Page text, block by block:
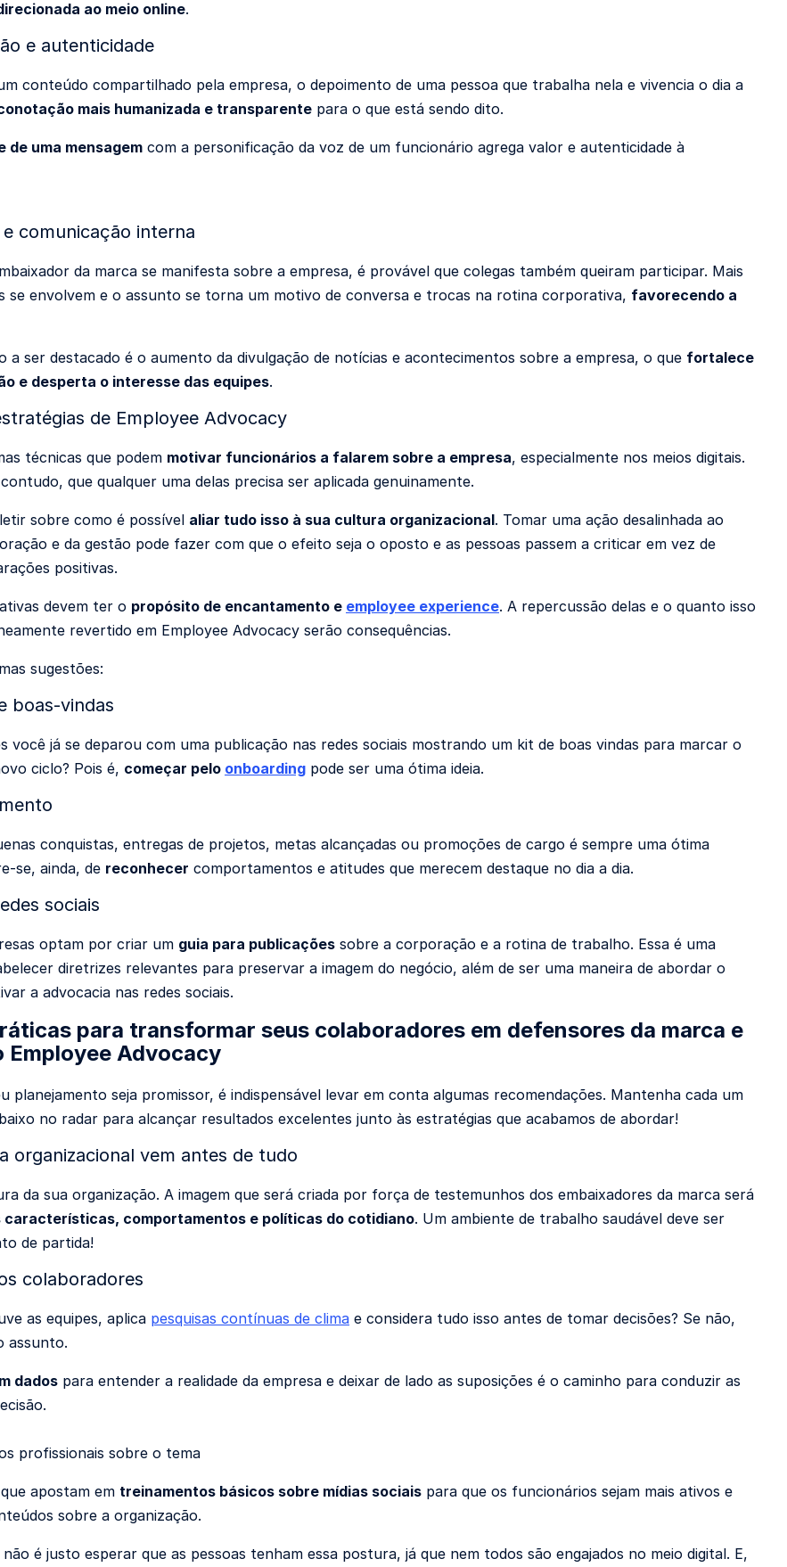
ao meio online.
e autenticidade
conteúdo compartilhado pela empresa, o depoimento de uma pessoa que trabalha nela e vivencia o dia a
mais humanizada e transparente para o que está sendo dito.
de uma mensagem com a personificação da voz de um funcionário agrega valor e autenticidade à
comunicação interna
da marca se manifesta sobre a empresa, é provável que colegas também queiram participar. Mais
se envolvem e o assunto se torna um motivo de conversa e trocas na rotina corporativa, favorecendo a
a ser destacado é o aumento da divulgação de notícias e acontecimentos sobre a empresa, o que fortalece
e desperta o interesse das equipes.
de Employee Advocacy
técnicas que podem motivar funcionários a falarem sobre a empresa, especialmente nos meios digitais.
que qualquer uma delas precisa ser aplicada genuinamente.
sobre como é possível aliar tudo isso à sua cultura organizacional. Tomar uma ação desalinhada ao
e da gestão pode fazer com que o efeito seja o oposto e as pessoas passem a criticar em vez de
positivas.
devem ter o propósito de encantamento e employee experience. A repercussão delas e o quanto isso
revertido em Employee Advocacy serão consequências.
sugestões:
boas-vindas
você já se deparou com uma publicação nas redes sociais mostrando um kit de boas vindas para marcar o
ciclo? Pois é, começar pelo onboarding pode ser uma ótima ideia.
conquistas, entregas de projetos, metas alcançadas ou promoções de cargo é sempre uma ótima
se, ainda, de reconhecer comportamentos e atitudes que merecem destaque no dia a dia.
sociais
optam por criar um guia para publicações sobre a corporação e a rotina de trabalho. Essa é uma
diretrizes relevantes para preservar a imagem do negócio, além de ser uma maneira de abordar o
a advocacia nas redes sociais.
para transformar seus colaboradores em defensores da marca e
Employee Advocacy
planejamento seja promissor, é indispensável levar em conta algumas recomendações. Mantenha cada um
no radar para alcançar resultados excelentes junto às estratégias que acabamos de abordar!
organizacional vem antes de tudo
da sua organização. A imagem que será criada por força de testemunhos dos embaixadores da marca será
características, comportamentos e políticas do cotidiano. Um ambiente de trabalho saudável deve ser
de partida!
colaboradores
as equipes, aplica pesquisas contínuas de clima e considera tudo isso antes de tomar decisões? Se não,
assunto.
dados para entender a realidade da empresa e deixar de lado as suposições é o caminho para conduzir as
profissionais sobre o tema
apostam em treinamentos básicos sobre mídias sociais para que os funcionários sejam mais ativos e
sobre a organização.
é justo esperar que as pessoas tenham essa postura, já que nem todos são engajados no meio digital. E,